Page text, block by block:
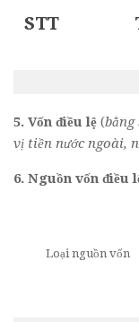
STT
5. Vốn điều lệ (bằng
vị tiền nước ngoài,
6. Nguồn vốn điều
Loại nguồn vốn